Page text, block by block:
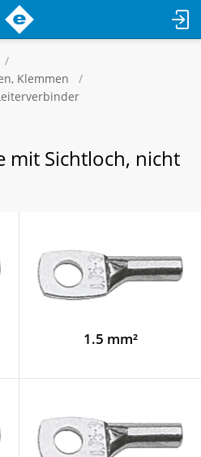
Klemmen
mit Sichtloch, nicht
1.5 mm²